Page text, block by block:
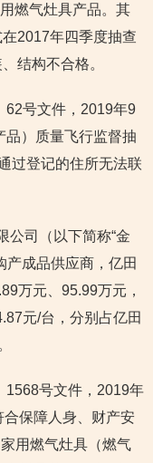
燃气灶具产品。其
2017年四季度抽查
结构不合格。
62号文件，2019年9
品）质量飞行监督抽
过登记的住所无法联
公司（以下简称“金
产成品供应商，亿田
万元、95.99万元，
元/台，分别占亿田
1568号文件，2019年
保障人身、财产安
用燃气灶具（燃气